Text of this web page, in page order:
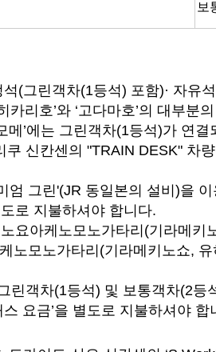
보
(그린객차(1등석) 포함)· 자유
리호’와 ‘고다마호’의 대부분
메’에는 그린객차(1등석)가 연
신칸센의 "TRAIN DESK" 차
엄 그린'(JR 동일본의 설비)을
로 지불하셔야 합니다.
요아케노모노가타리(기라메
노모노가타리(기라메키노쇼,
린객차(1등석) 및 보통객차(2
스 요금’을 별도로 지불하셔야 합